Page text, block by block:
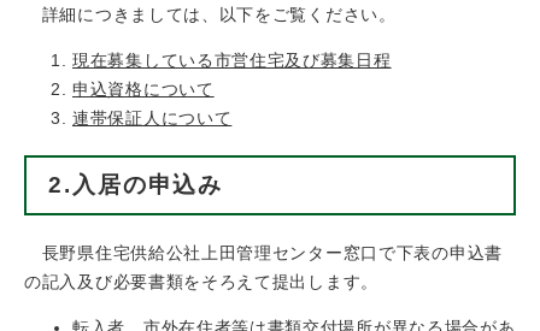
詳細につきましては、以下をご覧ください。
現在募集している市営住宅及び募集日程
申込資格について
連帯保証人について
2.入居の申込み
長野県住宅供給公社上田管理センター窓口で下表の申込書
の記入及び必要書類をそろえて提出します。
​転入者、市外在住者等は書類交付場所が異なる場合があ